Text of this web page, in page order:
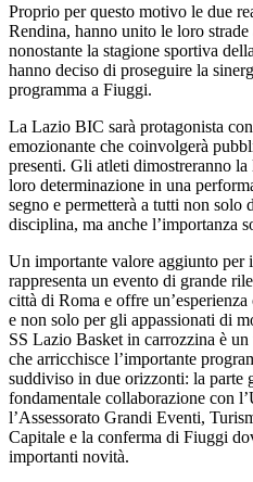
Proprio per questo motivo le due
Rendina, hanno unito le loro
nonostante la stagione sportiva
hanno deciso di proseguire la
programma a Fiuggi.
La Lazio BIC sarà protagonista
emozionante che coinvolgerà
presenti. Gli atleti dimostreranno
loro determinazione in una
segno e permetterà a tutti non solo
disciplina, ma anche l’importanza
Un importante valore aggiunto
rappresenta un evento di grande
città di Roma e offre
e non solo per gli appassionati di
SS Lazio Basket in carrozzina è
che arricchisce l’importante
suddiviso in due orizzonti: la parte
fondamentale collaborazione con
l’Assessorato Grandi Eventi,
Capitale e la conferma di Fiuggi
importanti novità.